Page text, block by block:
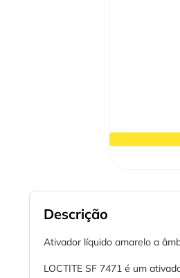
Descrição
Ativador líquido amarelo a
LOCTITE SF 7471 é um